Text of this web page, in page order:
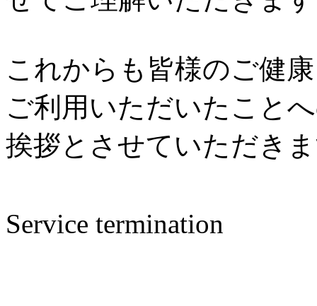
これからも皆様のご健
ご利用いただいたこと
挨拶とさせていただき
Service termination